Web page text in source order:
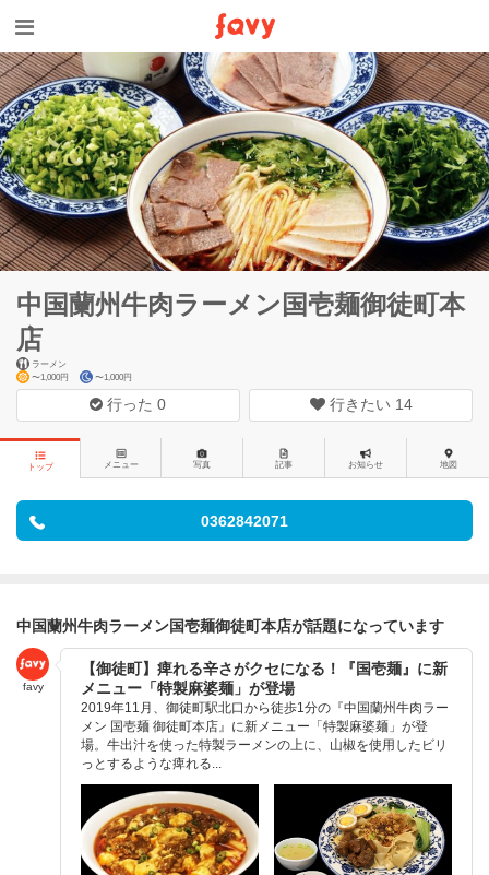
中国蘭州牛肉ラーメン国壱麺御徒町本
店
ラーメン
〜1,000円
〜1,000円
行った0 行きたい 14
トップ メニュー 写真 記事 お知らせ 地図
0362842071
中国蘭州牛肉ラーメン国壱麺御徒町本店が話題になっています
favy
【御徒町】痺れる辛さがクセになる！『国壱麺』に新
メニュー「特製麻婆麺」が登場
2019年11月、御徒町駅北口から徒歩1分の『中国蘭州牛肉ラー
メン 国壱麺 御徒町本店』に新メニュー「特製麻婆麺」が登
場。牛出汁を使った特製ラーメンの上に、山椒を使用したビリ
っとするような痺れる...